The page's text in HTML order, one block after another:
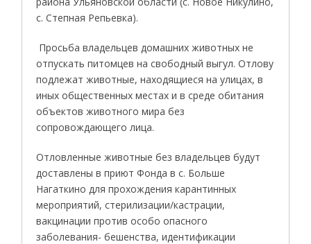
с. Степная Репьевка).
Просьба владельцев домашних животных не
отпускать питомцев на свободный выгул. Отлову
подлежат животные, находящиеся на улицах, в
иных общественных местах и в среде обитания
объектов животного мира без
сопровождающего лица.
Отловленные животные без владельцев будут
доставлены в приют Фонда в с. Больше
Нагаткино для прохождения карантинных
мероприятий, стерилизации/кастрации,
вакцинации против особо опасного
заболевания- бешенства, идентификации